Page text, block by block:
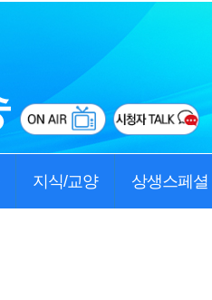
지식/교양 상생스페셜